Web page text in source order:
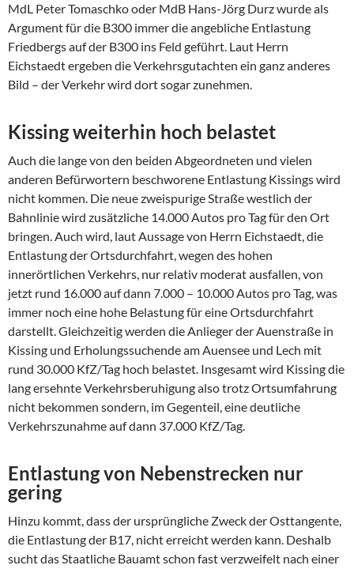
MdL Peter Tomaschko oder MdB Hans-Jörg Durz wurde als
Argument für die B300 immer die angebliche Entlastung
Friedbergs auf der B300 ins Feld geführt. Laut Herrn
Eichstaedt ergeben die Verkehrsgutachten ein ganz anderes
Bild – der Verkehr wird dort sogar zunehmen.
Kissing weiterhin hoch belastet
Auch die lange von den beiden Abgeordneten und vielen
anderen Befürwortern beschworene Entlastung Kissings wird
nicht kommen. Die neue zweispurige Straße westlich der
Bahnlinie wird zusätzliche 14.000 Autos pro Tag für den Ort
bringen. Auch wird, laut Aussage von Herrn Eichstaedt, die
Entlastung der Ortsdurchfahrt, wegen des hohen
innerörtlichen Verkehrs, nur relativ moderat ausfallen, von
jetzt rund 16.000 auf dann 7.000 – 10.000 Autos pro Tag, was
immer noch eine hohe Belastung für eine Ortsdurchfahrt
darstellt. Gleichzeitig werden die Anlieger der Auenstraße in
Kissing und Erholungssuchende am Auensee und Lech mit
rund 30.000 KfZ/Tag hoch belastet. Insgesamt wird Kissing die
lang ersehnte Verkehrsberuhigung also trotz Ortsumfahrung
nicht bekommen sondern, im Gegenteil, eine deutliche
Verkehrszunahme auf dann 37.000 KfZ/Tag.
Entlastung von Nebenstrecken nur
gering
Hinzu kommt, dass der ursprüngliche Zweck der Osttangente,
die Entlastung der B17, nicht erreicht werden kann. Deshalb
sucht das Staatliche Bauamt schon fast verzweifelt nach einer